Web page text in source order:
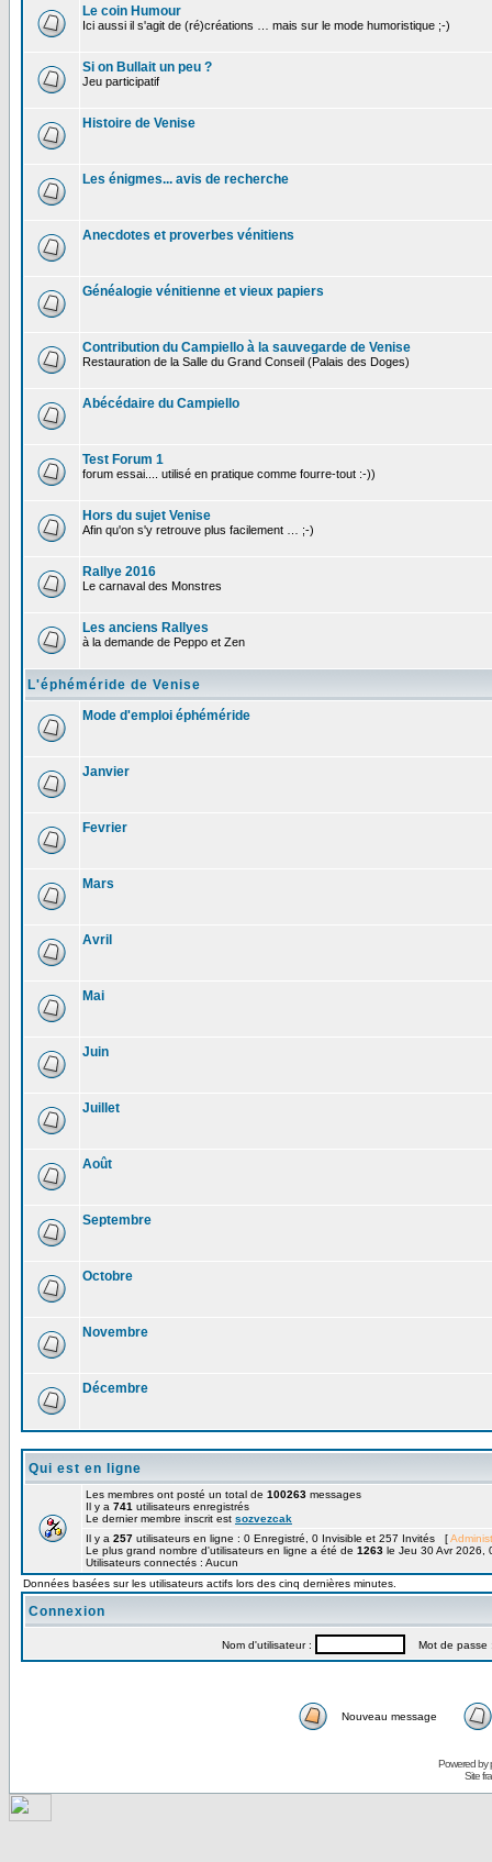
Le coin Humour
Ici aussi il s'agit de (ré)créations … mais sur le mode humoristique ;-)
Si on Bullait un peu ?
Jeu participatif
Histoire de Venise
Les énigmes... avis de recherche
Anecdotes et proverbes vénitiens
Généalogie vénitienne et vieux papiers
Contribution du Campiello à la sauvegarde de Venise
Restauration de la Salle du Grand Conseil (Palais des Doges)
Abécédaire du Campiello
Test Forum 1
forum essai.... utilisé en pratique comme fourre-tout :-))
Hors du sujet Venise
Afin qu'on s'y retrouve plus facilement … ;-)
Rallye 2016
Le carnaval des Monstres
Les anciens Rallyes
à la demande de Peppo et Zen
L'éphéméride de Venise
Mode d'emploi éphéméride
Janvier
Fevrier
Mars
Avril
Mai
Juin
Juillet
Août
Septembre
Octobre
Novembre
Décembre
Qui est en ligne
Les membres ont posté un total de 100263 messages
Il y a 741 utilisateurs enregistrés
Le dernier membre inscrit est sozvezcak
Il y a 257 utilisateurs en ligne : 0 Enregistré, 0 Invisible et 257 Invités [
Le plus grand nombre d'utilisateurs en ligne a été de 1263 le Jeu 30 Avr 2026,
Utilisateurs connectés : Aucun
Données basées sur les utilisateurs actifs lors des cinq dernières minutes.
Connexion
Nom d'utilisateur : Mot de passe
Nouveau message
Powered by
Site